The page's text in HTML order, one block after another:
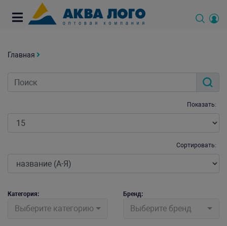
Главная
Показать:
Сортировать:
Категория:
Выберите категорию
Бренд:
Выберите бренд